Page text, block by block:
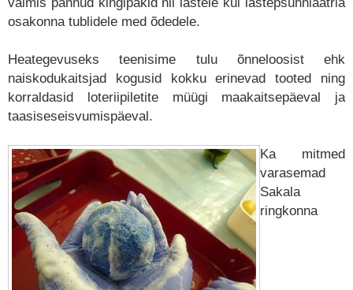
osakonna tublidele med õdedele.
Heategevuseks teenisime tulu õnneloosist ehk
naiskodukaitsjad kogusid kokku erinevad tooted ning
korraldasid loteriipiletite müügi maakaitsepäeval ja
taasiseseisvumispäeval.
Ka mitmed
varasemad
Sakala
ringkonna